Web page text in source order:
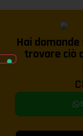
Hai
trovare ciò